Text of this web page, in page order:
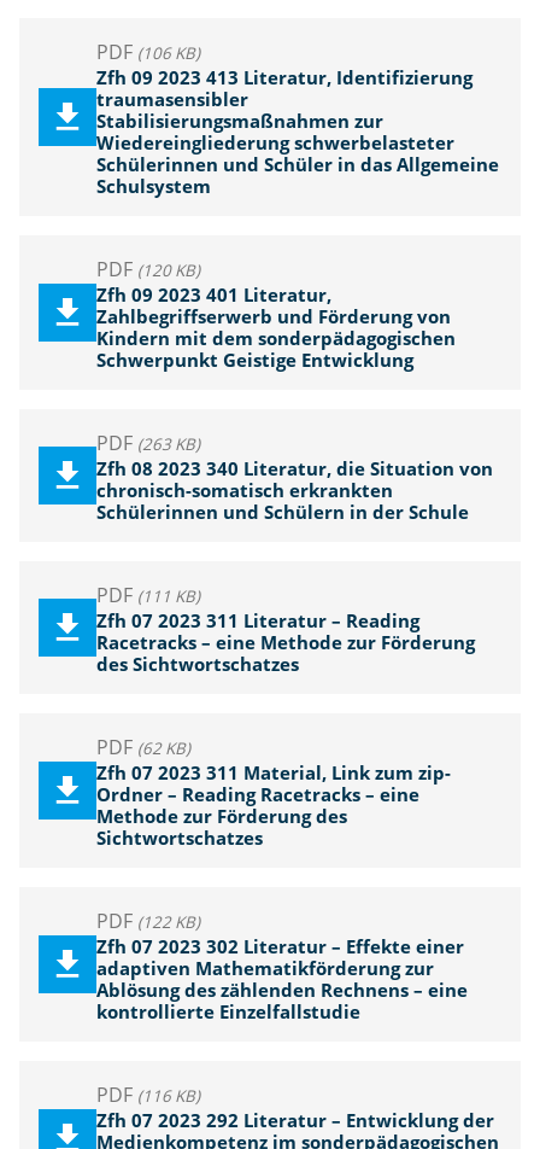
PDF (106 KB)
Zfh 09 2023 413 Literatur, Identifizierung
traumasensibler
Stabilisierungsmaßnahmen zur
Wiedereingliederung schwerbelasteter
Schülerinnen und Schüler in das Allgemeine
Schulsystem
PDF (120 KB)
Zfh 09 2023 401 Literatur,
Zahlbegriffserwerb und Förderung von
Kindern mit dem sonderpädagogischen
Schwerpunkt Geistige Entwicklung
PDF (263 KB)
Zfh 08 2023 340 Literatur, die Situation von
chronisch-somatisch erkrankten
Schülerinnen und Schülern in der Schule
PDF (111 KB)
Zfh 07 2023 311 Literatur – Reading
Racetracks – eine Methode zur Förderung
des Sichtwortschatzes
PDF (62 KB)
Zfh 07 2023 311 Material, Link zum zip-
Ordner – Reading Racetracks – eine
Methode zur Förderung des
Sichtwortschatzes
PDF (122 KB)
Zfh 07 2023 302 Literatur – Effekte einer
adaptiven Mathematikförderung zur
Ablösung des zählenden Rechnens – eine
kontrollierte Einzelfallstudie
PDF (116 KB)
Zfh 07 2023 292 Literatur – Entwicklung der
Medienkompetenz im sonderpädagogischen